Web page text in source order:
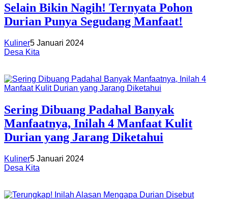
Selain Bikin Nagih! Ternyata Pohon
Durian Punya Segudang Manfaat!
Kuliner5 Januari 2024
Desa Kita
Sering Dibuang Padahal Banyak
Manfaatnya, Inilah 4 Manfaat Kulit
Durian yang Jarang Diketahui
Kuliner5 Januari 2024
Desa Kita